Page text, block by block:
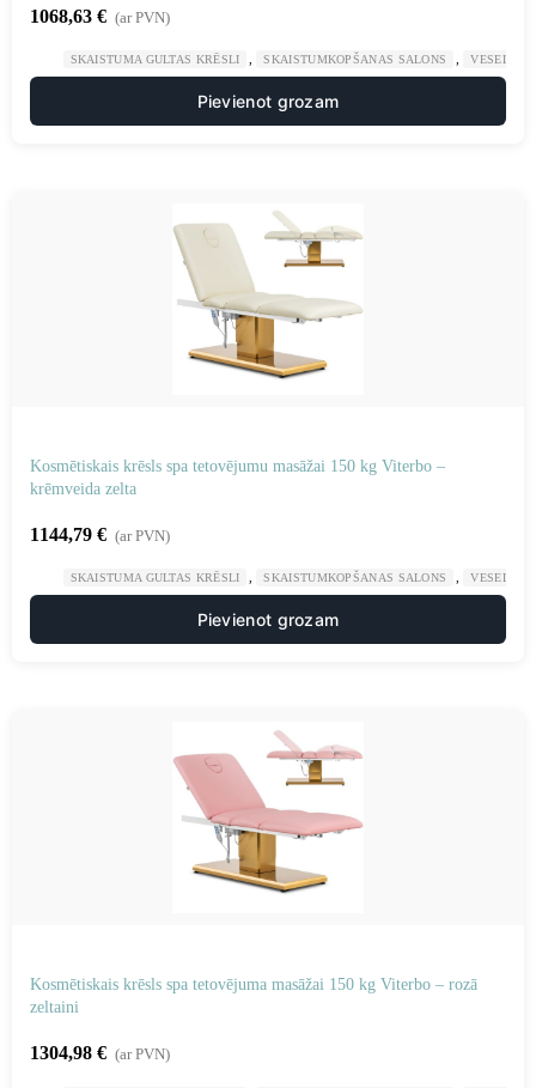
1068,63 € (ar PVN)
SKAISTUMA GULTAS KRĒSLI SKAISTUMKOPŠANAS SALONS VESELĪBA
Pievienot grozam
Kosmētiskais krēsls spa tetovējumu masāžai 150 kg Viterbo –
krēmveida zelta
1144,79 € (ar PVN)
SKAISTUMA GULTAS KRĒSLI SKAISTUMKOPŠANAS SALONS VESELĪBA
Pievienot grozam
Kosmētiskais krēsls spa tetovējuma masāžai 150 kg Viterbo – rozā
zeltaini
1304,98 € (ar PVN)